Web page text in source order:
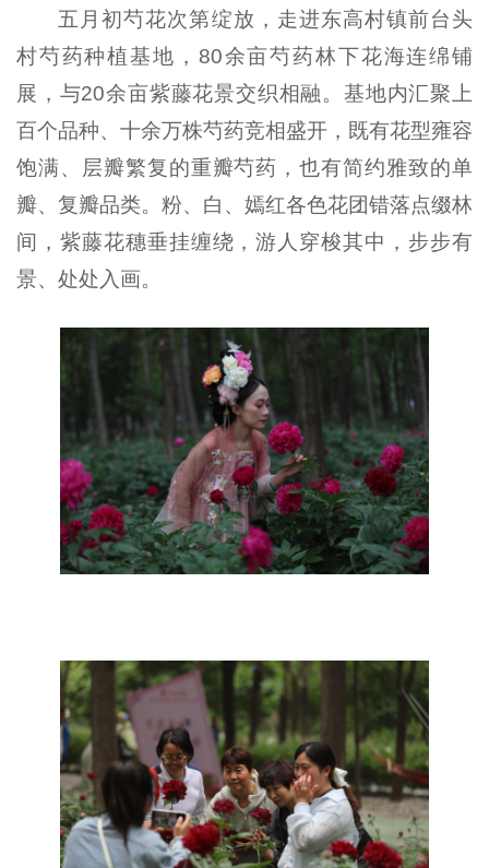
五月初芍花次第绽放，走进东高村镇前台头
村芍药种植基地，80余亩芍药林下花海连绵铺
展，与20余亩紫藤花景交织相融。基地内汇聚上
百个品种、十余万株芍药竞相盛开，既有花型雍容
饱满、层瓣繁复的重瓣芍药，也有简约雅致的单
瓣、复瓣品类。粉、白、嫣红各色花团错落点缀林
间，紫藤花穗垂挂缠绕，游人穿梭其中，步步有
景、处处入画。